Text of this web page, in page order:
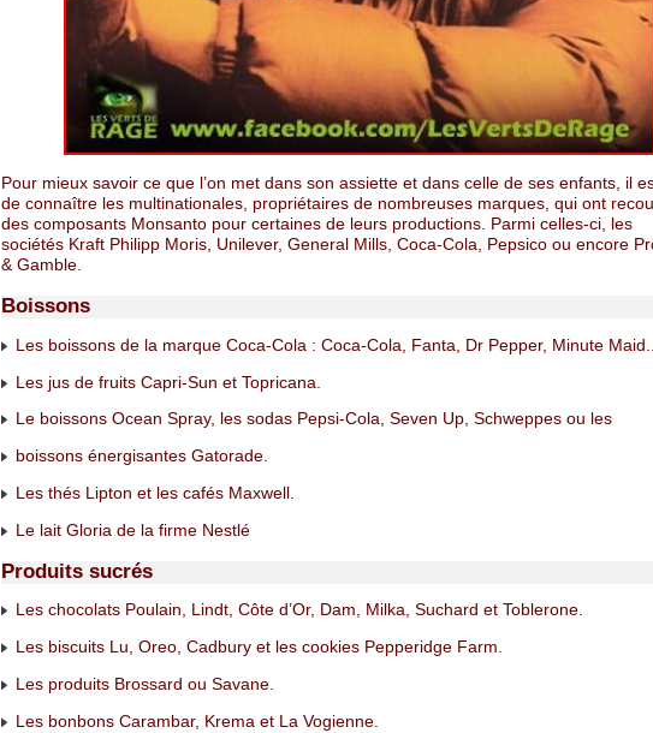
Pour mieux savoir ce que l’on met dans son assiette et dans celle de ses enfants, il
de connaître les multinationales, propriétaires de nombreuses marques, qui ont
des composants Monsanto pour certaines de leurs productions. Parmi celles-ci, les
sociétés Kraft Philipp Moris, Unilever, General Mills, Coca-Cola, Pepsico ou encore
& Gamble.
Boissons
Les boissons de la marque Coca-Cola : Coca-Cola, Fanta, Dr Pepper, Minute Maid...
Les jus de fruits Capri-Sun et Topricana.
Le boissons Ocean Spray, les sodas Pepsi-Cola, Seven Up, Schweppes ou les
boissons énergisantes Gatorade.
Les thés Lipton et les cafés Maxwell.
Le lait Gloria de la firme Nestlé
Produits sucrés
Les chocolats Poulain, Lindt, Côte d’Or, Dam, Milka, Suchard et Toblerone.
Les biscuits Lu, Oreo, Cadbury et les cookies Pepperidge Farm.
Les produits Brossard ou Savane.
Les bonbons Carambar, Krema et La Vogienne.